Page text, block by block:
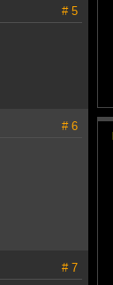
# 5
# 6
# 7